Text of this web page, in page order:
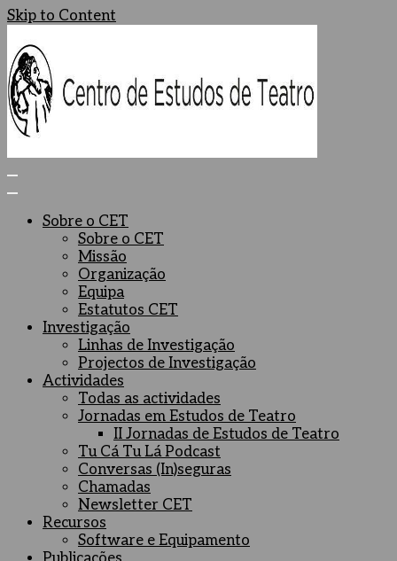
Skip to Content
Sobre o CET
Sobre o CET
Missão
Organização
Equipa
Estatutos CET
Investigação
Linhas de Investigação
Projectos de Investigação
Actividades
Todas as actividades
Jornadas em Estudos de Teatro
II Jornadas de Estudos de Teatro
Tu Cá Tu Lá Podcast
Conversas (In)seguras
Chamadas
Newsletter CET
Recursos
Software e Equipamento